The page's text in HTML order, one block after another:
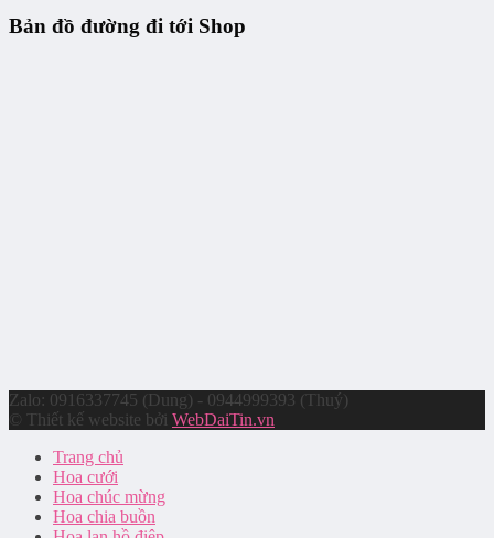
Bản đồ đường đi tới Shop
Zalo: 0916337745 (Dung) - 0944999393 (Thuý)
© Thiết kế website bởi WebDaiTin.vn
Trang chủ
Hoa cưới
Hoa chúc mừng
Hoa chia buồn